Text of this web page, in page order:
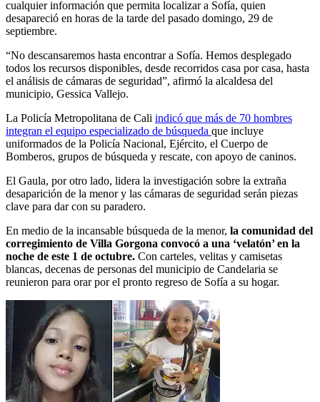
cualquier información que permita localizar a Sofía, quien
desapareció en horas de la tarde del pasado domingo, 29 de
septiembre.
“No descansaremos hasta encontrar a Sofía. Hemos desplegado
todos los recursos disponibles, desde recorridos casa por casa, hasta
el análisis de cámaras de seguridad”, afirmó la alcaldesa del
municipio, Gessica Vallejo.
La Policía Metropolitana de Cali indicó que más de 70 hombres
integran el equipo especializado de búsqueda que incluye
uniformados de la Policía Nacional, Ejército, el Cuerpo de
Bomberos, grupos de búsqueda y rescate, con apoyo de caninos.
El Gaula, por otro lado, lidera la investigación sobre la extraña
desaparición de la menor y las cámaras de seguridad serán piezas
clave para dar con su paradero.
En medio de la incansable búsqueda de la menor, la comunidad del
corregimiento de Villa Gorgona convocó a una ‘velatón’ en la
noche de este 1 de octubre. Con carteles, velitas y camisetas
blancas, decenas de personas del municipio de Candelaria se
reunieron para orar por el pronto regreso de Sofía a su hogar.